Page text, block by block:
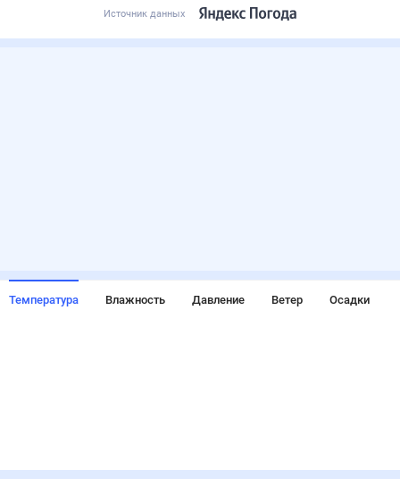
Источник данных
Температура Влажность Давление Ветер Осадки